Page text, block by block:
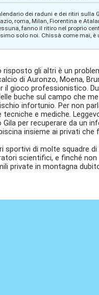
dei raduni e dei ritiri sulla
roma, Milan, Fiorentina e
fanno il ritiro nel proprio
solo noi. Chissà come mai, è
risposto gli altri è un
di Auronzo, Moena,
il gioco professionistico.
buche sul campo che
infortunio. Per non
e mediche.
Gila per recuperare da un
insieme ai privati che
sportivi di molte squadre
scientifici, e finché non
private in montagna